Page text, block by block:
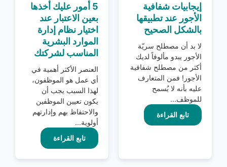
إيجابيات شفافية
الأجور عند تطبيقها
بالشكل الصحيح
لا بد أن مصطلح سريّة
الأجور يبدو مألوفاً لديك
أكثر من مصطلح شفافية
الأجور! فمن المتعارف
عليه بأنه لا يُسمح
للموظف...
تابع القراءة
5 أمور عليك أخذها
بعين الاعتبار عند
اختيار نظام إدارة
الموارد البشرية
المناسب لشركتك
العنصر الأكثر أهمية في
أي عمل هو الموظفون،
لهذا السبب يجب أن
يكون تعيين الموظفين
والاحتفاظ بهم وإدارتهم
أولوية...
تابع القراءة